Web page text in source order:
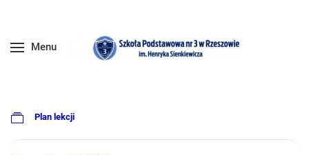
Menu
Plan lekcji